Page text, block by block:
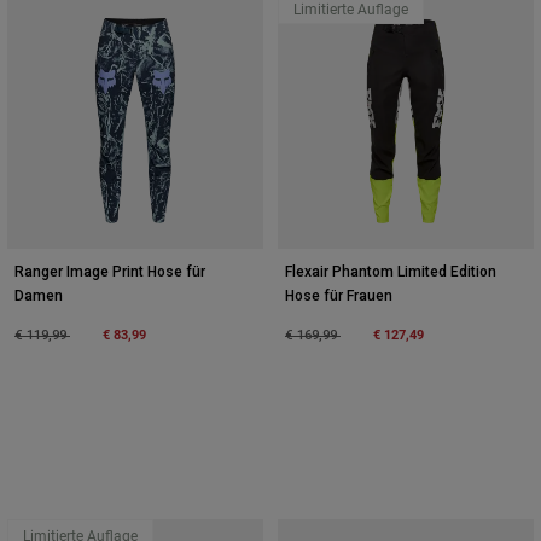
Ranger Image Print Hose für
Damen
Price reduced from
€ 119,99to € 83,99
Limitierte Auflage
Flexair Phantom Limited Edition
Hose für Frauen
Price reduced from
€ 169,99to € 127,49
Limitierte Auflage